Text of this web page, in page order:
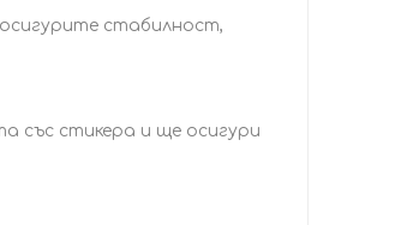
стабилност,
със стикера и ще осигури